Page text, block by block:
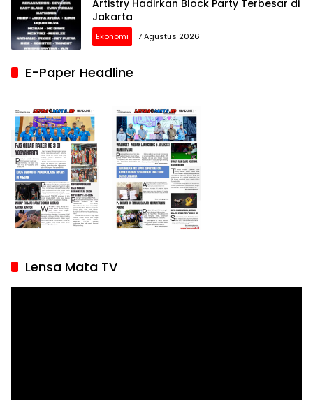
Artistry Hadirkan Block Party Terbesar di
Jakarta
Ekonomi 7 Agustus 2026
E-Paper Headline
Lensa Mata TV